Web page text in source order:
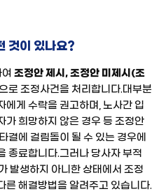
것이 있나요?
여조정안 제시, 조정안 미제시(조
로 조정사건을 처리합니다.대부분
에게 수락을 권고하며, 노사간 입
가 희망하지 않은 경우 등 조정안
결에 걸림돌이 될 수 있는 경우에
종료합니다.그러나 당사자 부적
발생하지 아니한 상태에서 조정
른 해결방법을 알려주고 있습니다.